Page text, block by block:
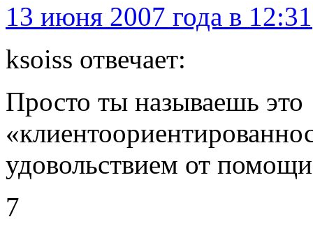
13 июня 2007 года в 12:31
ksoiss отвечает:
Просто ты называешь это
удовольствием от
7